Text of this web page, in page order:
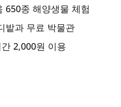
650종 해양생물 체험
밭과 무료 박물관
2,000원 이용